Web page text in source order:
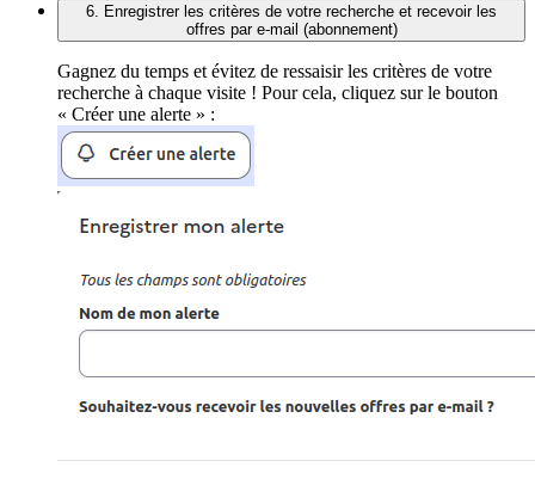
6. Enregistrer les critères de votre recherche et recevoir les
offres par e-mail (abonnement)
Gagnez du temps et évitez de ressaisir les critères de votre
recherche à chaque visite ! Pour cela, cliquez sur le bouton
« Créer une alerte » :